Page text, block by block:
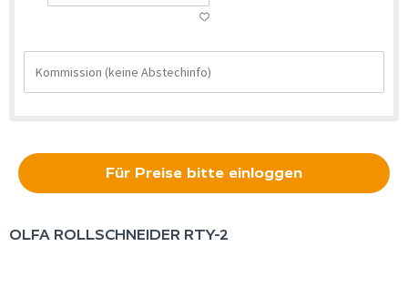
Für Preise bitte einloggen
OLFA ROLLSCHNEIDER RTY-2